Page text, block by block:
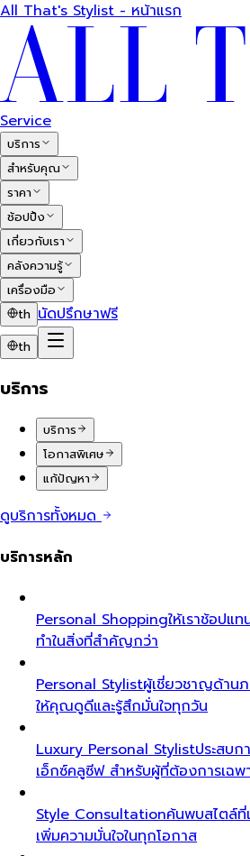
All That's Stylist - หน้าแรก
Service
บริการ
สำหรับคุณ
ราคา
ช้อปปิ้ง
เกี่ยวกับเรา
คลังความรู้
เครื่องมือ
th นัดปรึกษาฟรี
th
บริการ
บริการ
โอกาสพิเศษ
แก้ปัญหา
ดูบริการทั้งหมด
บริการหลัก
Personal Shoppingให้เราช้อปแ
ทำในสิ่งที่สำคัญกว่า
Personal Stylistผู้เชี่ยวชาญด้าน
ให้คุณดูดีและรู้สึกมั่นใจทุกวัน
Luxury Personal Stylistประสบ
เอ็กซ์คลูซีฟ สำหรับผู้ที่ต้องการเฉ
Style Consultationค้นพบสไตล์
เพิ่มความมั่นใจในทุกโอกาส